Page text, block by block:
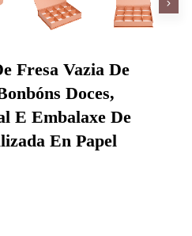
Fresa Vazia De
Doces,
E Embalaxe De
En Papel